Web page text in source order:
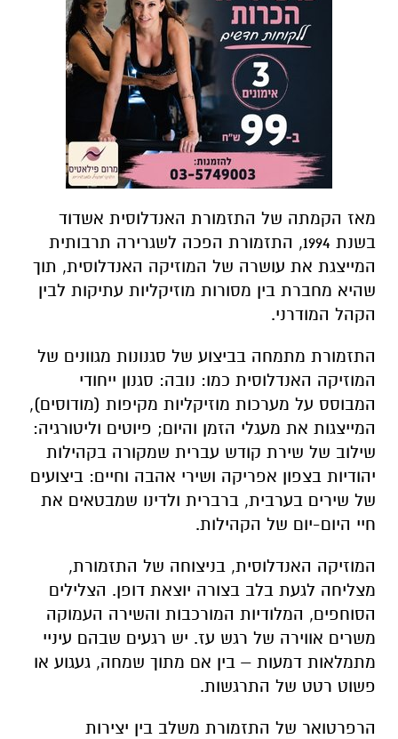
מאז הקמתה של התזמורת האנדלוסית אשדוד
בשנת 1994, התזמורת הפכה לשגרירה תרבותית
המייצגת את עושרה של המוזיקה האנדלוסית, תוך
שהיא מחברת בין מסורות מוזיקליות עתיקות לבין
הקהל המודרני.
התזמורת מתמחה בביצוע של סגנונות מגוונים של
המוזיקה האנדלוסית כמו: נובה: סגנון ייחודי
המבוסס על מערכות מוזיקליות מקיפות (מודוסים),
המייצגות את מעגלי הזמן והיום; פיוטים וליטורגיה:
שילוב של שירת קודש עברית שמקורה בקהילות
יהודיות בצפון אפריקה ושירי אהבה וחיים: ביצועים
של שירים בערבית, ברברית ולדינו שמבטאים את
חיי היום-יום של הקהילות.
המוזיקה האנדלוסית, בניצוחה של התזמורת,
מצליחה לגעת בלב בצורה יוצאת דופן. הצלילים
הסוחפים, המלודיות המורכבות והשירה העמוקה
משרים אווירה של רגש עז. יש רגעים שבהם עיניי
מתמלאות דמעות – בין אם מתוך שמחה, געגוע או
פשוט רטט של התרגשות.
הרפרטואר של התזמורת משלב בין יצירות